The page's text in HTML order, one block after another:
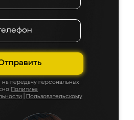
передачу персональных
Политике
Пользовательскому